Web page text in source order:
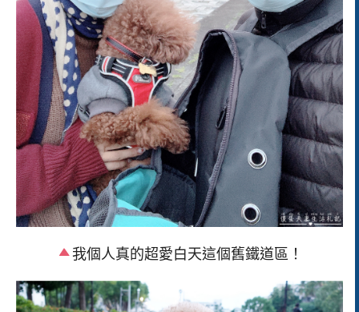
我個人真的超愛白天這個舊鐵道區！